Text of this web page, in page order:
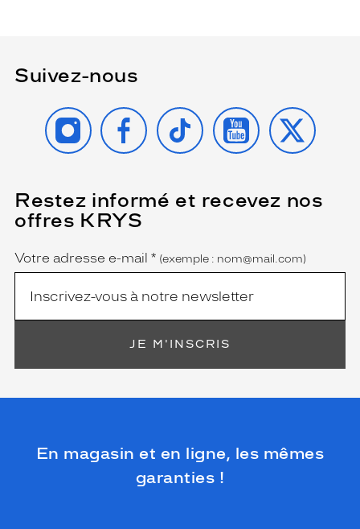
Suivez-nous
INSTAGRAMFACEBOOK
TIKTOK YOUTUBE
X
Restez informé et recevez nos
offres KRYS
Name
Votre adresse e-mail *
(Ce
champ
est
obligatoire)
(exemple : nom@mail.com)
JE M'INSCRIS
En magasin et en ligne, les mêmes
garanties !